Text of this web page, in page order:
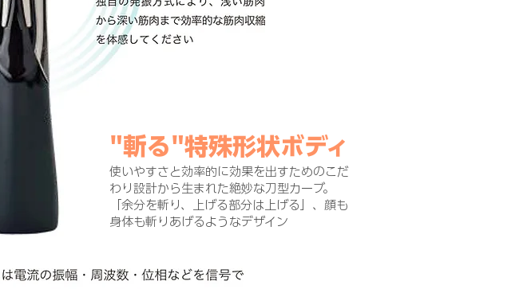
"斬る"特殊形状ボディ
使いやすさと効率的に効果を出すためのこだ
わり設計から生まれた絶妙な刀型カーブ。
「余分を斬り、上げる部分は上げる」、顔も
身体も斬りあげるようなデザイン